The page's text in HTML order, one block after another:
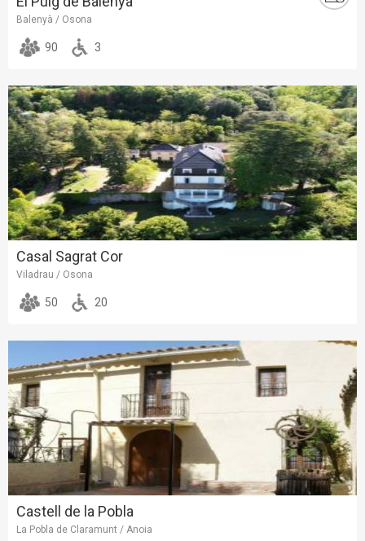
Balenyà / Osona
90 3
Casal Sagrat Cor
Viladrau / Osona
50 20
Castell de la Pobla
La Pobla de Claramunt / Anoia